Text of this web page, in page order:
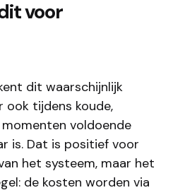
voor
dit waarschijnlijk
ook tijdens koude,
voldoende
is. Dat is positief voor
het systeem, maar het
de kosten worden via